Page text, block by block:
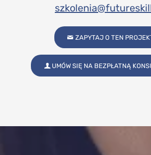
ZAPYTAJ O TEN
UMÓW SIĘ NA BEZPŁATNĄ